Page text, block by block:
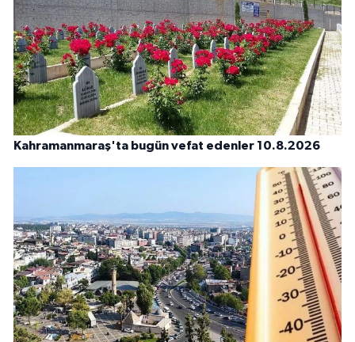
Kahramanmaraş'ta bugün vefat edenler 10.8.2026